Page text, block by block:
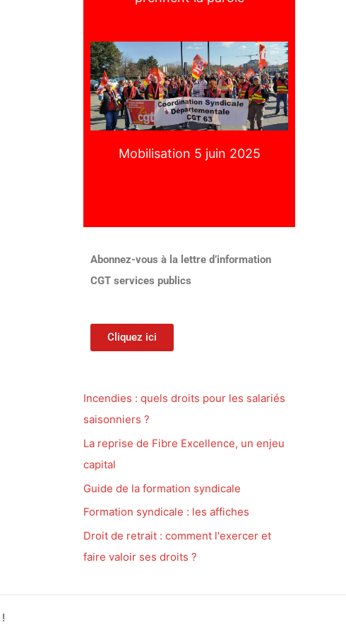
Mobilisation 5 juin 2025
Abonnez-vous à la lettre d’information
CGT services publics
Cliquez ici
Incendies : quels droits pour les salariés
saisonniers ?
La reprise de Fibre Excellence, un enjeu
capital
Guide de la formation syndicale
Formation syndicale : les affiches
Droit de retrait : comment l'exercer et
faire valoir ses droits ?
!